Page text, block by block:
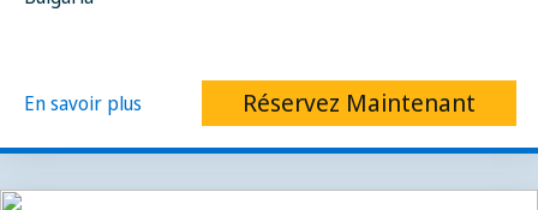
En savoir plus Réservez Maintenant